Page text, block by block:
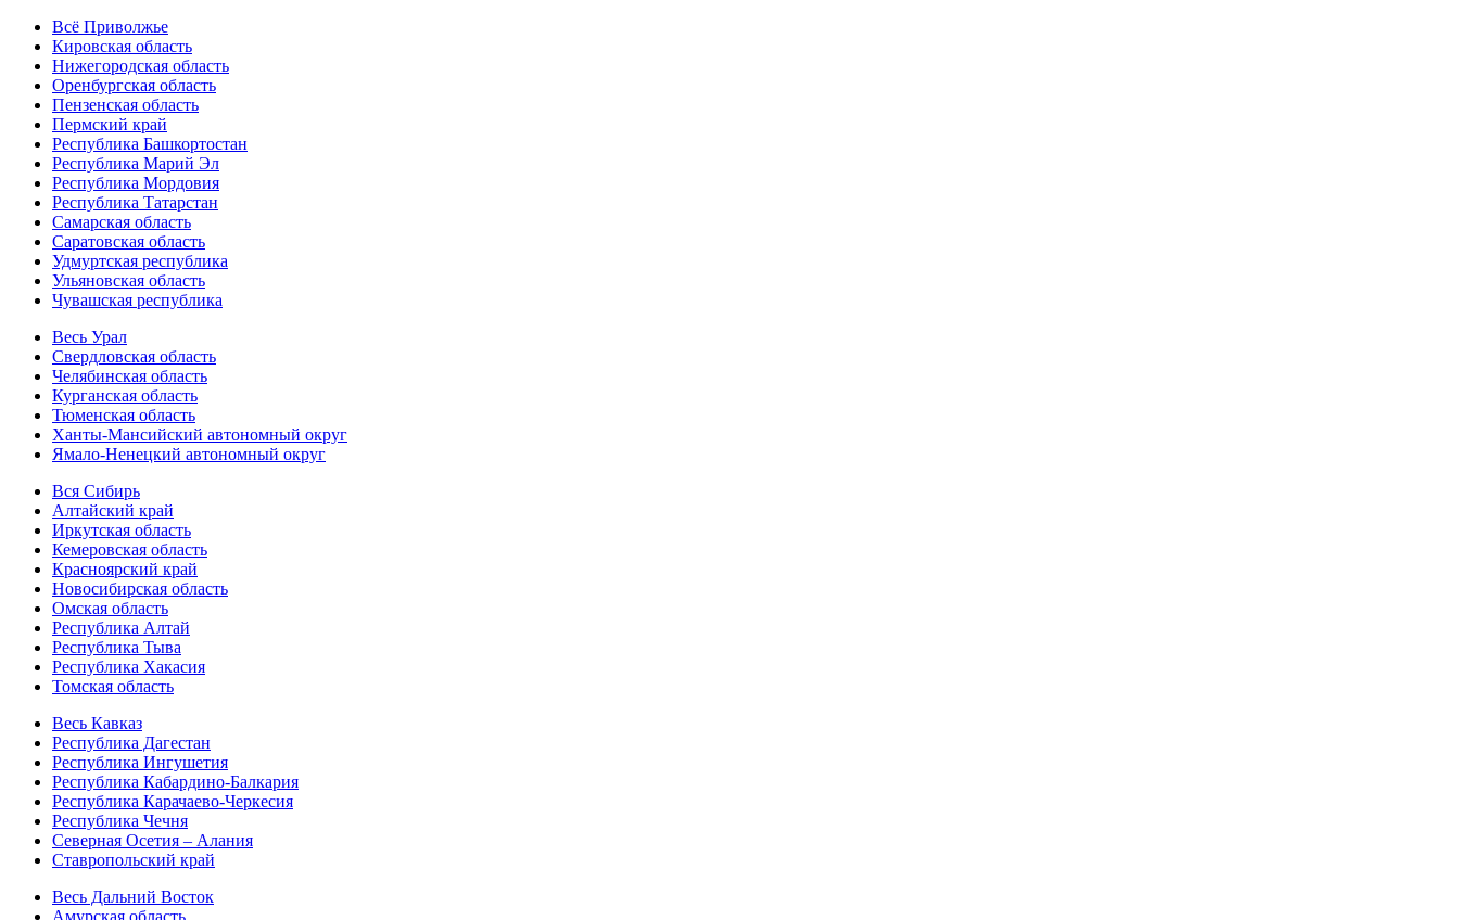
Всё Приволжье
Кировская область
Нижегородская область
Оренбургская область
Пензенская область
Пермский край
Республика Башкортостан
Республика Марий Эл
Республика Мордовия
Республика Татарстан
Самарская область
Саратовская область
Удмуртская республика
Ульяновская область
Чувашская республика
Весь Урал
Свердловская область
Челябинская область
Курганская область
Тюменская область
Ханты-Мансийский автономный округ
Ямало-Ненецкий автономный округ
Вся Сибирь
Алтайский край
Иркутская область
Кемеровская область
Красноярский край
Новосибирская область
Омская область
Республика Алтай
Республика Тыва
Республика Хакасия
Томская область
Весь Кавказ
Республика Дагестан
Республика Ингушетия
Республика Кабардино-Балкария
Республика Карачаево-Черкесия
Республика Чечня
Северная Осетия – Алания
Ставропольский край
Весь Дальний Восток
Амурская область